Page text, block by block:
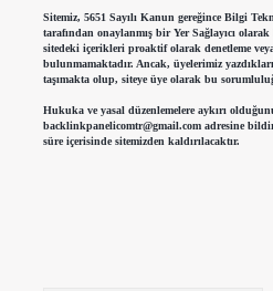
Sitemiz, 5651 Sayılı Kanun gereğince Bilgi
tarafından onaylanmış bir Yer Sağlayıcı
sitedeki içerikleri proaktif olarak denetleme
bulunmamaktadır. Ancak, üyelerimiz
taşımakta olup, siteye üye olarak bu
Hukuka ve yasal düzenlemelere aykırı
backlinkpanelicomtr@gmail.comadresine
süre içerisinde sitemizden kaldırılacaktır.